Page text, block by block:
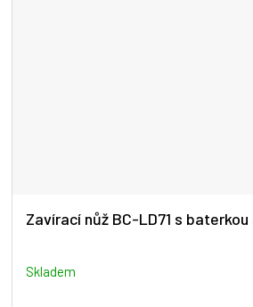
Zavírací nůž BC-LD71 s
Skladem